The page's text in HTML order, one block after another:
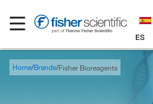
ES
Home Brands Fisher Bioreagents